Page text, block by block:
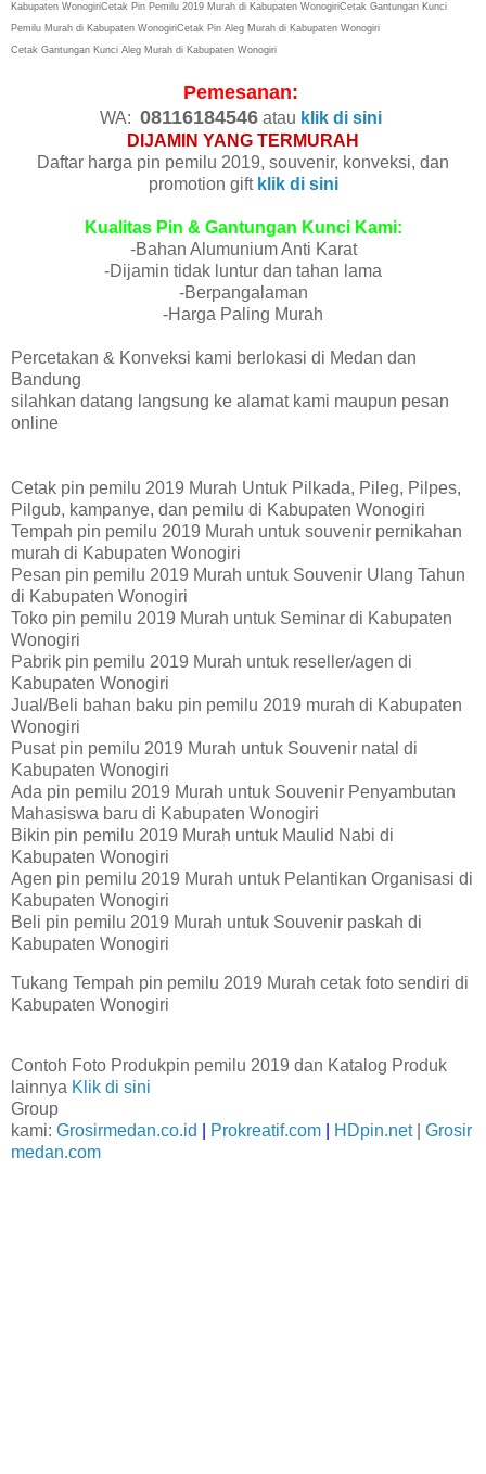
Kabupaten WonogiriCetak Pin Pemilu 2019 Murah di Kabupaten WonogiriCetak Gantungan Kunci
Pemilu Murah di Kabupaten WonogiriCetak Pin Aleg Murah di Kabupaten Wonogiri
Cetak Gantungan Kunci Aleg Murah di Kabupaten Wonogiri
Pemesanan:
WA: 08116184546 atau klik di sini
DIJAMIN YANG TERMURAH
Daftar harga pin pemilu 2019, souvenir, konveksi, dan
promotion gift klik di sini
Kualitas Pin & Gantungan Kunci Kami:
-Bahan Alumunium Anti Karat
-Dijamin tidak luntur dan tahan lama
-Berpangalaman
-Harga Paling Murah
Percetakan & Konveksi kami berlokasi di Medan dan
Bandung
silahkan datang langsung ke alamat kami maupun pesan
online
Cetak pin pemilu 2019 Murah Untuk Pilkada, Pileg, Pilpes,
Pilgub, kampanye, dan pemilu di Kabupaten Wonogiri
Tempah pin pemilu 2019 Murah untuk souvenir pernikahan
murah di Kabupaten Wonogiri
Pesan pin pemilu 2019 Murah untuk Souvenir Ulang Tahun
di Kabupaten Wonogiri
Toko pin pemilu 2019 Murah untuk Seminar di Kabupaten
Wonogiri
Pabrik pin pemilu 2019 Murah untuk reseller/agen di
Kabupaten Wonogiri
Jual/Beli bahan baku pin pemilu 2019 murah di Kabupaten
Wonogiri
Pusat pin pemilu 2019 Murah untuk Souvenir natal di
Kabupaten Wonogiri
Ada pin pemilu 2019 Murah untuk Souvenir Penyambutan
Mahasiswa baru di Kabupaten Wonogiri
Bikin pin pemilu 2019 Murah untuk Maulid Nabi di
Kabupaten Wonogiri
Agen pin pemilu 2019 Murah untuk Pelantikan Organisasi di
Kabupaten Wonogiri
Beli pin pemilu 2019 Murah untuk Souvenir paskah di
Kabupaten Wonogiri
Tukang Tempah pin pemilu 2019 Murah cetak foto sendiri di
Kabupaten Wonogiri
Contoh Foto Produkpin pemilu 2019 dan Katalog Produk
lainnya Klik di sini
Group
kami: Grosirmedan.co.id Prokreatif.com HDpin.net| Grosir
medan.com